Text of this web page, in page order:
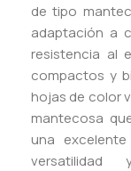
de tipo
adaptación a
resistencia al
compactos y
hojas de color
mantecosa
una